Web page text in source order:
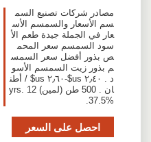
مصادر شركات تصنيع السم
سم الأسعار والسمسم الأس
عار في الجملة جيدة طعم الأ
سود السمسم سعر المحم
ص بذور أفضل سعر السمس
م بذور زيت السمسم الأسو
د . ٢٫٤٠ us$-٢٫٦٠ us$ / أطن
ان . 500 طن (لمين) 12 yrs.
37.5%.
احصل على السعر